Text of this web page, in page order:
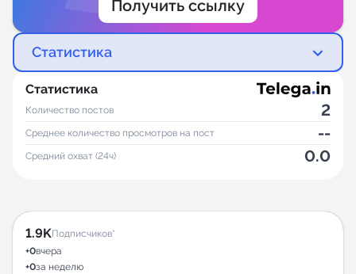
Получить ссылку
Статистика
Статистика
Количество постов 2
Среднее количество просмотров на пост --
Средний охват (24ч) 0.0
1.9KПодписчиков*
+0вчера
+0за неделю